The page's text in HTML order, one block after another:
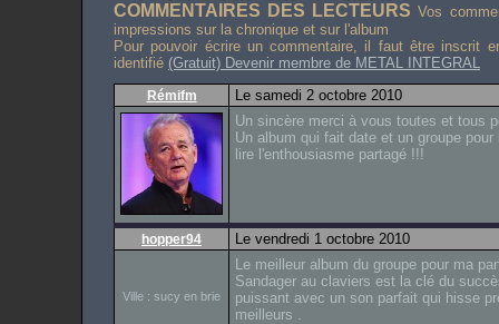
COMMENTAIRES DES LECTEURS Vos
impressions sur la chronique et sur l'album
Pour pouvoir écrire un commentaire, il faut être inscrit
identifié (Gratuit) Devenir membre de METAL INTEGRAL
Rémifm
Le samedi 2 octobre 2010
Un sincère merci à vous toutes et tous
Un album qui fait date et un groupe
lire l'enthousiasme partagé !!!
hopper94 Le vendredi 1 octobre 2010
Ville : sucy en brie
Le meilleur album du groupe pour ma
Sandager au claviers est la clé du
puissant avec un son parfait qui hisse
meilleurs .